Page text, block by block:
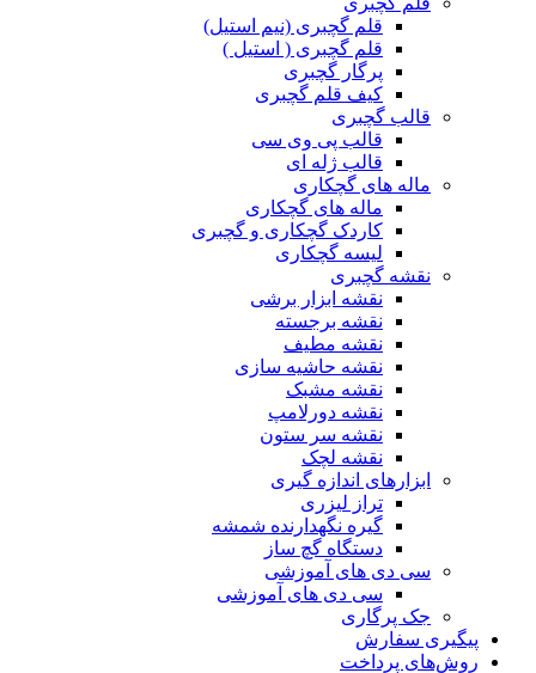
قلم گچبری (نیم استیل)
قلم گچبری ( استیل )
پرگار گچبری
کیف قلم گچبری
قالب گچبری
قالب پی وی سی
قالب ژله ای
ماله های گچکاری
ماله های گچکاری
کاردک گچکاری و گچبری
لیسه گچکاری
نقشه گچبری
نقشه ابزار برشی
نقشه برجسته
نقشه مطیف
نقشه حاشیه سازی
نقشه مشبک
نقشه دورلامپ
نقشه سر ستون
نقشه لچک
ابزارهای اندازه گیری
تراز لیزری
گیره نگهدارنده شمشه
دستگاه گچ ساز
سی دی های آموزشی
سی دی های آموزشی
جک پرگاری
پیگیری سفارش
روش‌های پرداخت